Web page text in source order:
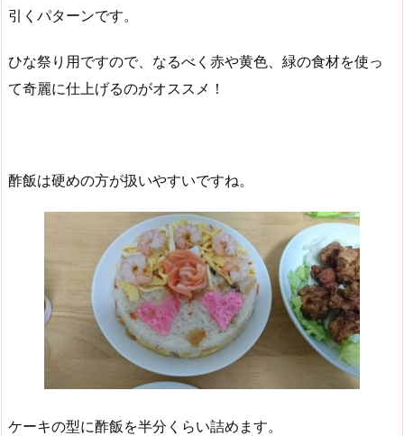
引くパターンです。
ひな祭り用ですので、なるべく赤や黄色、緑の食材を使っ
て奇麗に仕上げるのがオススメ！
酢飯は硬めの方が扱いやすいですね。
ケーキの型に酢飯を半分くらい詰めます。